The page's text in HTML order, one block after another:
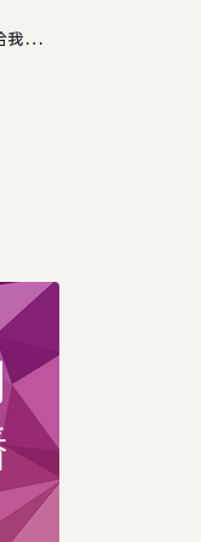
这是Sablog的模板？博主可以分享给我吗，谢谢